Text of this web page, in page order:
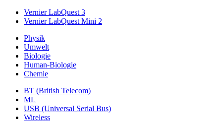
Vernier LabQuest 3
Vernier LabQuest Mini 2
Physik
Umwelt
Biologie
Human-Biologie
Chemie
BT (British Telecom)
ML
USB (Universal Serial Bus)
Wireless